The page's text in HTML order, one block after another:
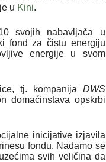
u Kini.
svojih nabavljača u
fond za čistu energiju
energije u svom
tj. kompanija DWS
domaćinstava opskrbi
inicijative izjavila
fondu. Nadamo se
svih veličina da